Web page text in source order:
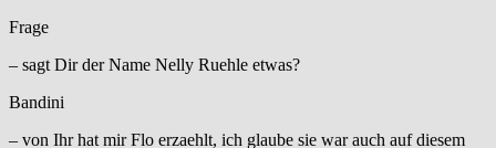
Frage
– sagt Dir der Name Nelly Ruehle etwas?
Bandini
– von Ihr hat mir Flo erzaehlt, ich glaube sie war auch auf diesem